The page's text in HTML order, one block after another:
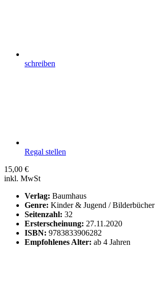
schreiben
Regal stellen
15,00 €
inkl. MwSt
Verlag: Baumhaus
Genre: Kinder & Jugend / Bilderbücher
Seitenzahl: 32
Ersterscheinung: 27.11.2020
ISBN: 9783833906282
Empfohlenes Alter: ab 4 Jahren